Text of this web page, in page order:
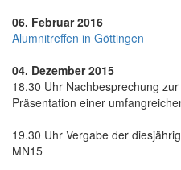
06. Februar 2016
Alumnitreffen in Göttingen
04. Dezember 2015
18.30 Uhr Nachbesprechung
Präsentation einer
19.30 Uhr Vergabe der
MN15